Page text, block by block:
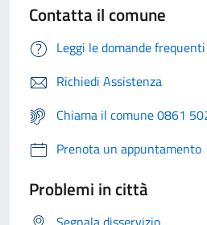
Contatta il comune
Leggi le domande frequenti
Richiedi Assistenza
Chiama il comune 0861
Prenota un appuntamento
Problemi in città